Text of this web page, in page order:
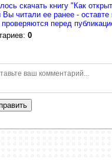
скачать книгу "Как
Вы читали ее ранее -
перед
: 0